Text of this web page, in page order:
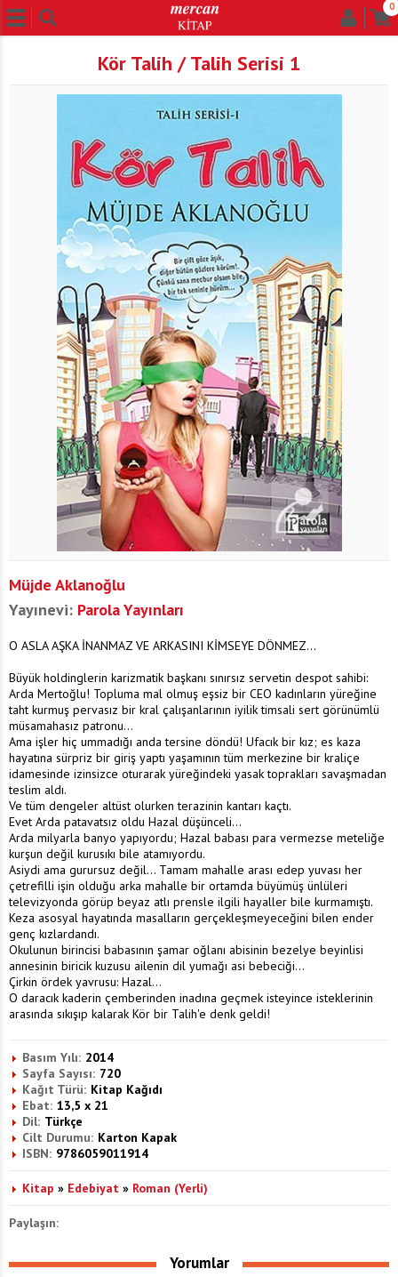
0
Kör Talih / Talih Serisi 1
Müjde Aklanoğlu
Yayınevi: Parola Yayınları
O ASLA AŞKA İNANMAZ VE ARKASINI KİMSEYE DÖNMEZ...
Büyük holdinglerin karizmatik başkanı sınırsız servetin despot sahibi:
Arda Mertoğlu! Topluma mal olmuş eşsiz bir CEO kadınların yüreğine
taht kurmuş pervasız bir kral çalışanlarının iyilik timsali sert görünümlü
müsamahasız patronu...
Ama işler hiç ummadığı anda tersine döndü! Ufacık bir kız; es kaza
hayatına sürpriz bir giriş yaptı yaşamının tüm merkezine bir kraliçe
idamesinde izinsizce oturarak yüreğindeki yasak toprakları savaşmadan
teslim aldı.
Ve tüm dengeler altüst olurken terazinin kantarı kaçtı.
Evet Arda patavatsız oldu Hazal düşünceli...
Arda milyarla banyo yapıyordu; Hazal babası para vermezse meteliğe
kurşun değil kurusıkı bile atamıyordu.
Asiydi ama gurursuz değil... Tamam mahalle arası edep yuvası her
çetrefilli işin olduğu arka mahalle bir ortamda büyümüş ünlüleri
televizyonda görüp beyaz atlı prensle ilgili hayaller bile kurmamıştı.
Keza asosyal hayatında masalların gerçekleşmeyeceğini bilen ender
genç kızlardandı.
Okulunun birincisi babasının şamar oğlanı abisinin bezelye beyinlisi
annesinin biricik kuzusu ailenin dil yumağı asi bebeciği...
Çirkin ördek yavrusu: Hazal...
O daracık kaderin çemberinden inadına geçmek isteyince isteklerinin
arasında sıkışıp kalarak Kör bir Talih'e denk geldi!
Basım Yılı: 2014
Sayfa Sayısı: 720
Kağıt Türü: Kitap Kağıdı
Ebat: 13,5 x 21
Dil: Türkçe
Cilt Durumu: Karton Kapak
ISBN: 9786059011914
Kitap » Edebiyat » Roman (Yerli)
Paylaşın:
Yorumlar